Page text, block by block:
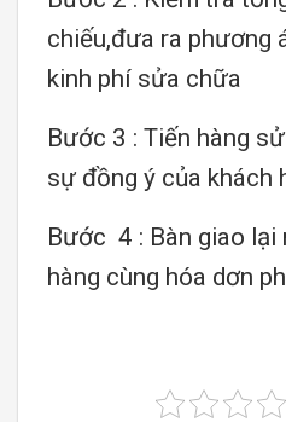
chiếu,đưa ra phương
kinh phí sửa chữa
Bước 3 : Tiến hàng
sự đồng ý của khách
Bước 4 : Bàn giao lại
hàng cùng hóa dơn